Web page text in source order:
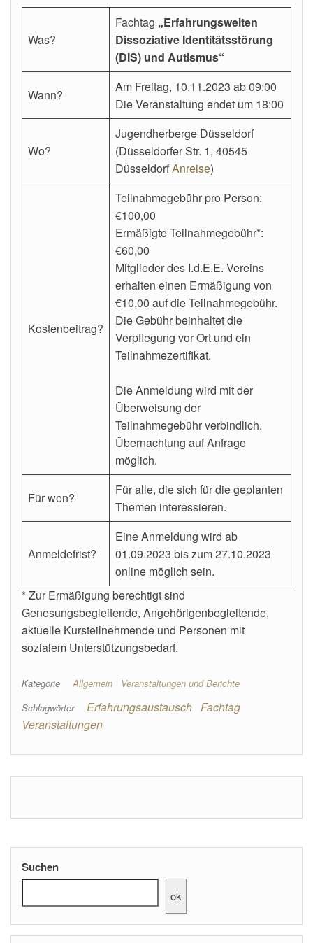
Was?
Fachtag „Erfahrungswelten
Dissoziative Identitätsstörung
(DIS) und Autismus“
Wann?
Am Freitag, 10.11.2023 ab 09:00
Die Veranstaltung endet um 18:00
Wo?
Jugendherberge Düsseldorf
(Düsseldorfer Str. 1, 40545
DüsseldorfAnreise)
Kostenbeitrag?
Teilnahmegebühr pro Person:
€100,00
Ermäßigte Teilnahmegebühr*:
€60,00
Mitglieder des I.d.E.E. Vereins
erhalten einen Ermäßigung von
€10,00 auf die Teilnahmegebühr.
Die Gebühr beinhaltet die
Verpflegung vor Ort und ein
Teilnahmezertifikat.
Die Anmeldung wird mit der
Überweisung der
Teilnahmegebühr verbindlich.
Übernachtung auf Anfrage
möglich.
Für wen?
Für alle, die sich für die geplanten
Themen interessieren.
Anmeldefrist?
Eine Anmeldung wird ab
01.09.2023 bis zum 27.10.2023
online möglich sein.
* Zur Ermäßigung berechtigt sind
Genesungsbegleitende, Angehörigenbegleitende,
aktuelle Kursteilnehmende und Personen mit
sozialem Unterstützungsbedarf.
Kategorie Allgemein
Veranstaltungen und Berichte
Schlagwörter
Erfahrungsaustausch Fachtag
Veranstaltungen
Suchen
ok